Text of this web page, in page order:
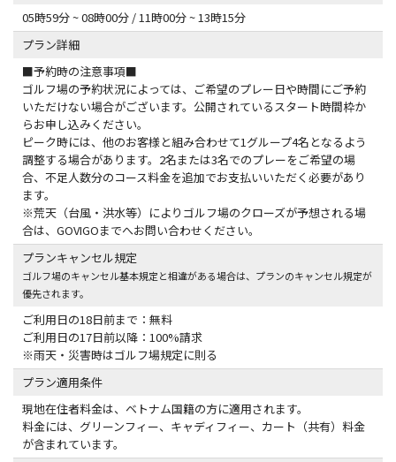
05時59分 ~ 08時00分 / 11時00分 ~ 13時15分
プラン詳細
■予約時の注意事項■
ゴルフ場の予約状況によっては、ご希望のプレー日や時間にご予約
いただけない場合がございます。公開されているスタート時間枠か
らお申し込みください。
ピーク時には、他のお客様と組み合わせて1グループ4名となるよう
調整する場合があります。2名または3名でのプレーをご希望の場
合、不足人数分のコース料金を追加でお支払いいただく必要があり
ます。
※荒天（台風・洪水等）によりゴルフ場のクローズが予想される場
合は、GOVIGOまでへお問い合わせください。
プランキャンセル規定
ゴルフ場のキャンセル基本規定と相違がある場合は、プランのキャンセル規定が
優先されます。
ご利用日の18日前まで：無料
ご利用日の17日前以降：100%請求
※雨天・災害時はゴルフ場規定に則る
プラン適用条件
現地在住者料金は、ベトナム国籍の方に適用されます。
料金には、グリーンフィー、キャディフィー、カート（共有）料金
が含まれています。